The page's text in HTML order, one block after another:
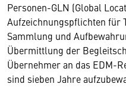
Personen-GLN (Global
Aufzeichnungspflichten für
Sammlung und
Übermittlung der
Übernehmer an das EDM-
sind sieben Jahre